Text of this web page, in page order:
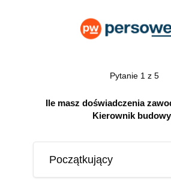
Pytanie 1 z 5
Ile masz doświadczenia
Kierownik
Początkujący